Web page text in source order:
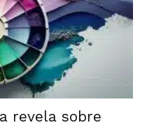
revela sobre